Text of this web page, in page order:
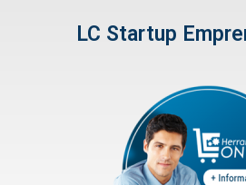
LC Startup